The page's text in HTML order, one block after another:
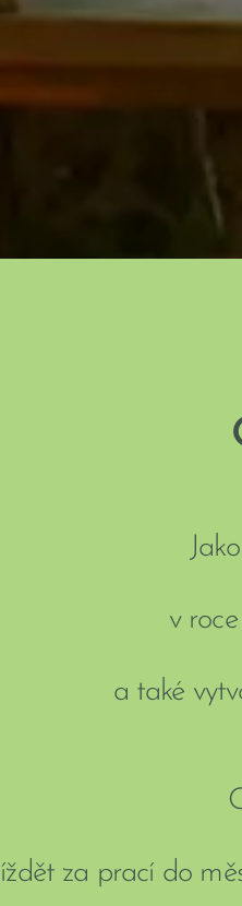
v
a také
za prací do